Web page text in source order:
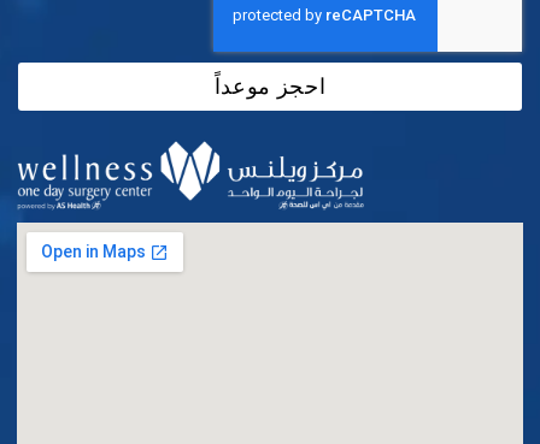
احجز موعداً